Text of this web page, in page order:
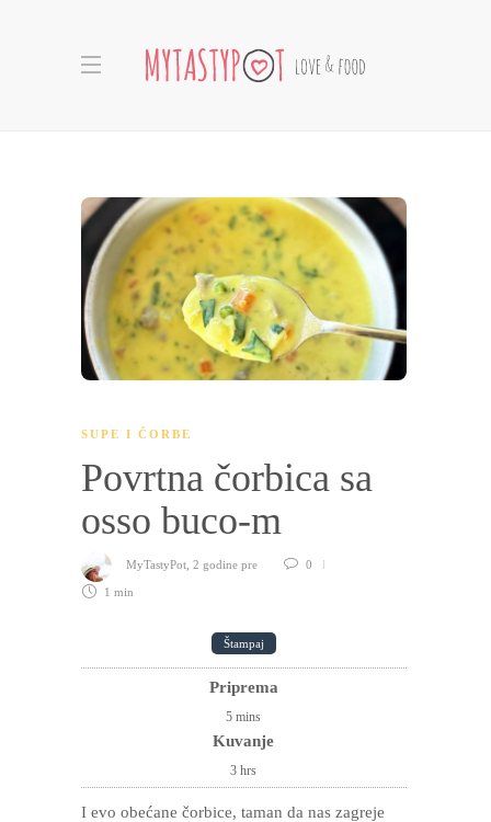
SUPE I ČORBE
Povrtna čorbica sa
osso buco-m
MyTastyPot, 2 godine pre 0
1 min
Štampaj
Priprema
5 mins
Kuvanje
3 hrs
I evo obećane čorbice, taman da nas zagreje